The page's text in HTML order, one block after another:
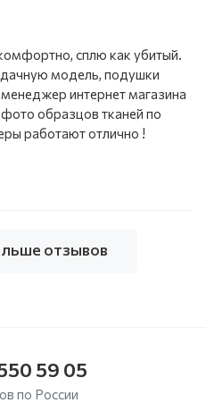
сплю как убитый.
модель, подушки
интернет магазина
образцов тканей по
работают отлично !
отзывов
59 05
по России